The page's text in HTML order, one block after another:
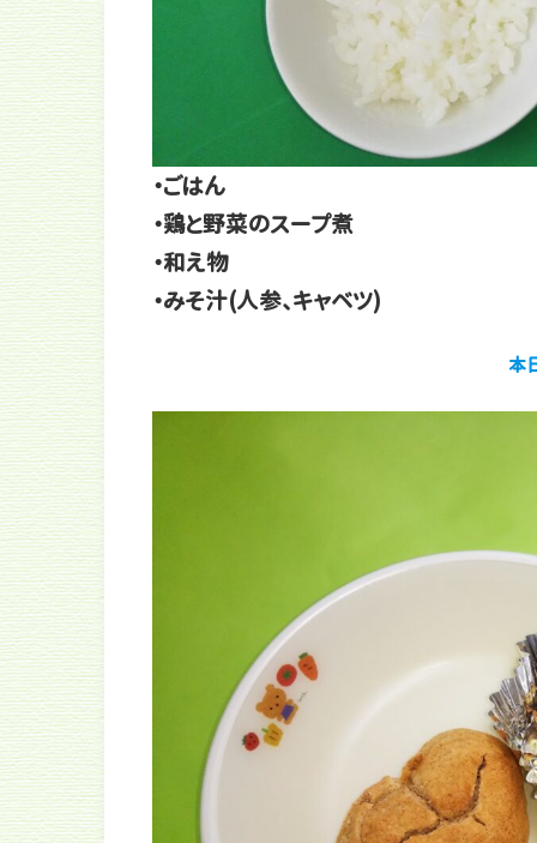
・ごはん
・鶏と野菜のスープ煮
・和え物
・みそ汁(人参、キャベツ)
本